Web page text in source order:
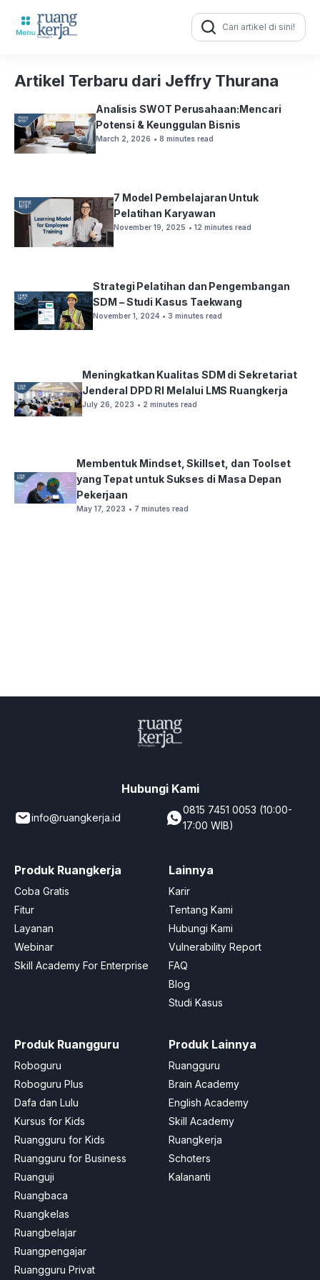
Search
for:
Artikel Terbaru dari Jeffry Thurana
Analisis SWOT Perusahaan:Mencari
Potensi & Keunggulan Bisnis
March 2, 2026 • 8 minutes read
7 Model Pembelajaran Untuk
Pelatihan Karyawan
November 19, 2025 • 12 minutes read
Strategi Pelatihan dan Pengembangan
SDM – Studi Kasus Taekwang
November 1, 2024 • 3 minutes read
Meningkatkan Kualitas SDM di Sekretariat
Jenderal DPD RI Melalui LMS Ruangkerja
July 26, 2023 • 2 minutes read
Membentuk Mindset, Skillset, dan Toolset
yang Tepat untuk Sukses di Masa Depan
Pekerjaan
May 17, 2023 • 7 minutes read
Hubungi Kami
info@ruangkerja.id
0815 7451 0053 (10:00-
17:00 WIB)
Produk Ruangkerja
Coba Gratis
Fitur
Layanan
Webinar
Skill Academy For Enterprise
Lainnya
Karir
Tentang Kami
Hubungi Kami
Vulnerability Report
FAQ
Blog
Studi Kasus
Produk Ruangguru
Roboguru
Roboguru Plus
Dafa dan Lulu
Kursus for Kids
Ruangguru for Kids
Ruangguru for Business
Ruanguji
Ruangbaca
Ruangkelas
Ruangbelajar
Ruangpengajar
Ruangguru Privat
Produk Lainnya
Ruangguru
Brain Academy
English Academy
Skill Academy
Ruangkerja
Schoters
Kalananti